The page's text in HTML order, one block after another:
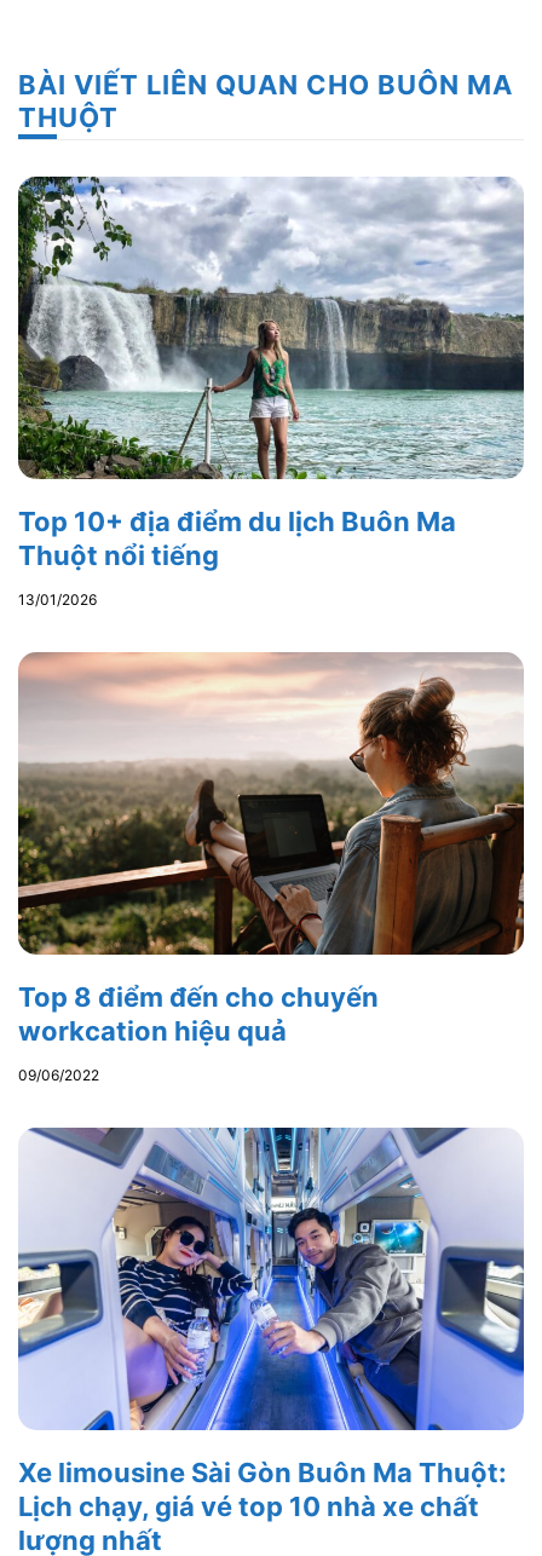
BÀI VIẾT LIÊN QUAN CHO BUÔN MA
THUỘT
Top 10+ địa điểm du lịch Buôn Ma
Thuột nổi tiếng
13/01/2026
Top 8 điểm đến cho chuyến
workcation hiệu quả
09/06/2022
Xe limousine Sài Gòn Buôn Ma Thuột:
Lịch chạy, giá vé top 10 nhà xe chất
lượng nhất